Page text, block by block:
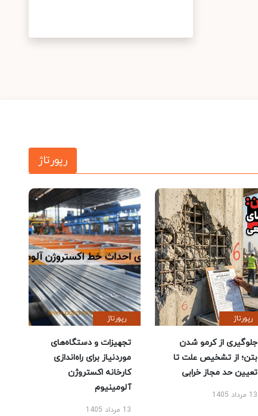
رپورتاژ
رپورتاژ
جلوگیری از کرمو شدن
بتن؛ از تشخیص علت تا
تعیین حد مجاز خرابی
13 مرداد 1405
رپورتاژ
تجهیزات و دستگاه‌های
موردنیاز برای راه‌اندازی
کارخانه اکستروژن
آلومینیوم
13 مرداد 1405